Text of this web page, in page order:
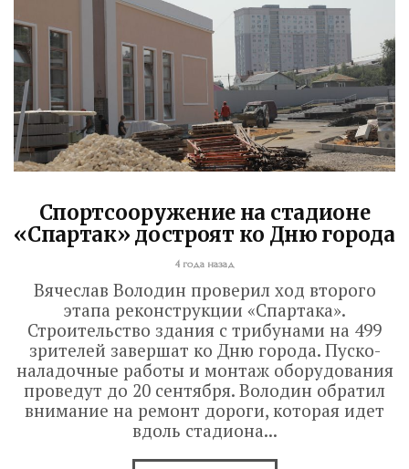
Спортсооружение на стадионе
«Спартак» достроят ко Дню города
4 года назад
Вячеслав Володин проверил ход второго
этапа реконструкции «Спартака».
Строительство здания с трибунами на 499
зрителей завершат ко Дню города. Пуско-
наладочные работы и монтаж оборудования
проведут до 20 сентября. Володин обратил
внимание на ремонт дороги, которая идет
вдоль стадиона...